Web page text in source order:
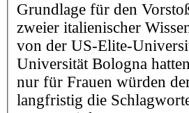
Grundlage für den
zweier italienischer
von der US-Elite-
Universität Bologna
nur für Frauen würden
langfristig die